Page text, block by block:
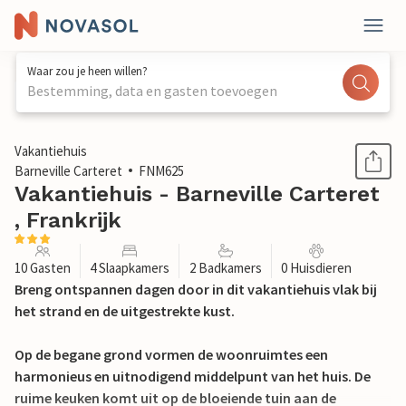
Waar zou je heen willen?
Bestemming, data en gasten toevoegen
1 / 20
Vakantiehuis
Barneville Carteret
FNM625
Vakantiehuis - Barneville Carteret
, Frankrijk
10 Gasten 4 Slaapkamers 2 Badkamers 0 Huisdieren
Breng ontspannen dagen door in dit vakantiehuis vlak bij
het strand en de uitgestrekte kust.
Op de begane grond vormen de woonruimtes een
harmonieus en uitnodigend middelpunt van het huis. De
ruime keuken komt uit op de bloeiende tuin aan de